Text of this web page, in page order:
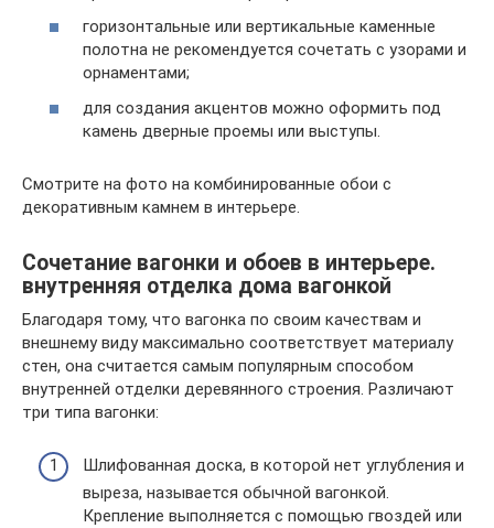
горизонтальные или вертикальные каменные
полотна не рекомендуется сочетать с узорами и
орнаментами;
для создания акцентов можно оформить под
камень дверные проемы или выступы.
Смотрите на фото на комбинированные обои с
декоративным камнем в интерьере.
Сочетание вагонки и обоев в интерьере.
внутренняя отделка дома вагонкой
Благодаря тому, что вагонка по своим качествам и
внешнему виду максимально соответствует материалу
стен, она считается самым популярным способом
внутренней отделки деревянного строения. Различают
три типа вагонки:
Шлифованная доска, в которой нет углубления и
выреза, называется обычной вагонкой.
Крепление выполняется с помощью гвоздей или